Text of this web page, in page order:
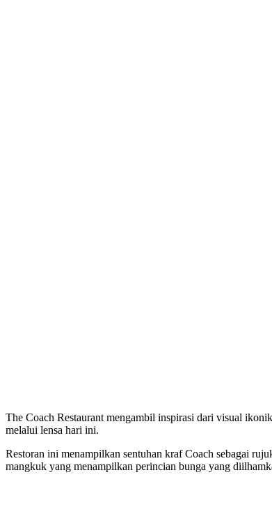
The Coach Restaurant mengambil inspirasi dari visual
melalui lensa hari ini.
Restoran ini menampilkan sentuhan kraf Coach sebagai
mangkuk yang menampilkan perincian bunga yang